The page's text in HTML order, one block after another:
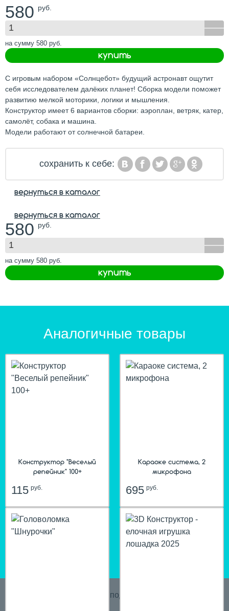
580 руб.
на сумму 580 руб.
купить
С игровым набором «Солнцебот» будущий астронавт ощутит
себя исследователем далёких планет! Сборка модели поможет
развитию мелкой моторики, логики и мышления.
Конструктор имеет 6 вариантов сборки: аэроплан, ветряк, катер,
самолёт, собака и машина.
Модели работают от солнечной батареи.
сохранить к себе:
вернуться в каталог
вернуться в каталог
580 руб.
на сумму 580 руб.
купить
Аналогичные товары
Конструктор "Веселый
репейник" 100+
115руб.
Караоке система, 2
микрофона
695руб.